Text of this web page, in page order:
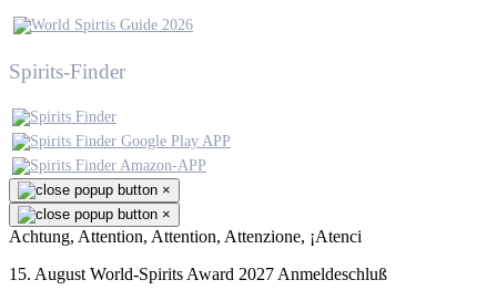
Spirits-Finder
×
×
Achtung, Attention, Attention, Attenzione, ¡Atenci
15. August World-Spirits Award 2027 Anmeldeschluß